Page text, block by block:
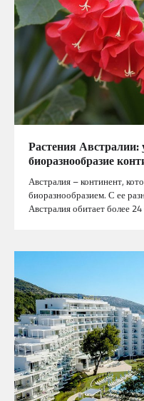
Растения Австралии:
биоразнообразие
Австралия – континент,
биоразнообразием. С ее
Австралия обитает более